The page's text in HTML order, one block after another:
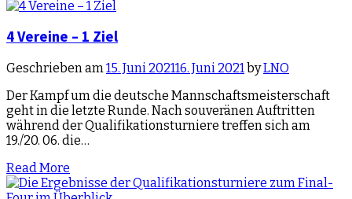
4 Vereine – 1 Ziel
Geschrieben am15. Juni 202116. Juni 2021byLNO
Der Kampf um die deutsche Mannschaftsmeisterschaft
geht in die letzte Runde. Nach souveränen Auftritten
während der Qualifikationsturniere treffen sich am
19./20. 06. die…
Read More